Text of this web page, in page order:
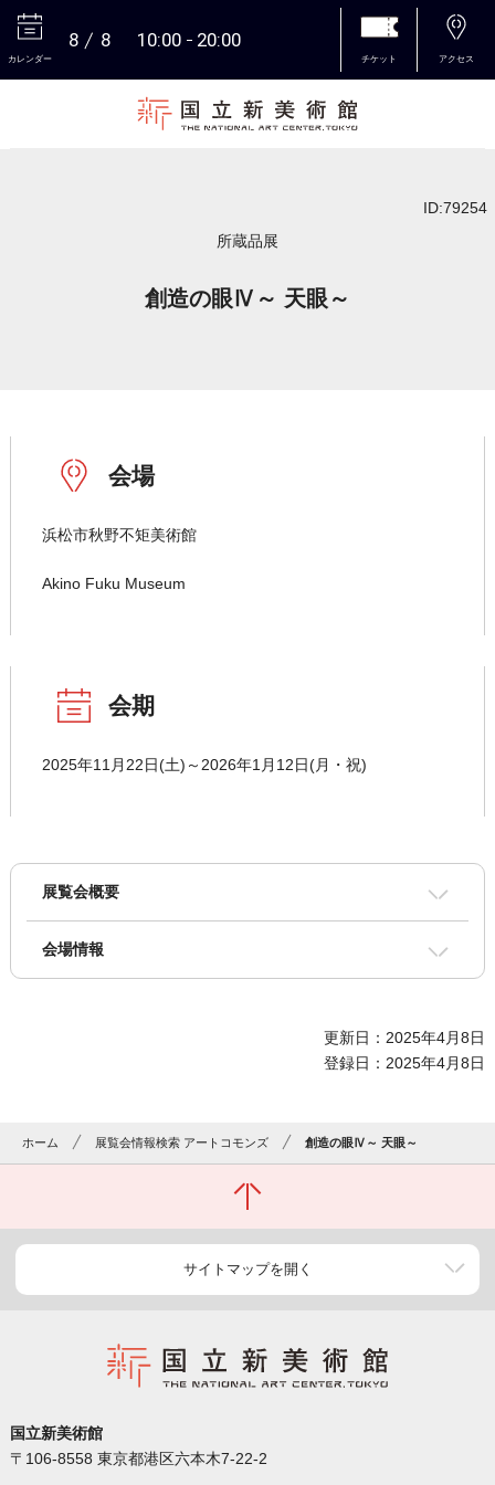
カレンダー
8 8 10:00 20:00
チケット アクセス
ID:79254
所蔵品展
創造の眼Ⅳ～ 天眼～
会場
浜松市秋野不矩美術館
Akino Fuku Museum
会期
2025年11月22日(土)～2026年1月12日(月・祝)
展覧会概要
会場情報
更新日：2025年4月8日
登録日：2025年4月8日
ホーム 展覧会情報検索 アートコモンズ 創造の眼Ⅳ～ 天眼～
サイトマップを開く
国立新美術館
〒106-8558 東京都港区六本木7-22-2